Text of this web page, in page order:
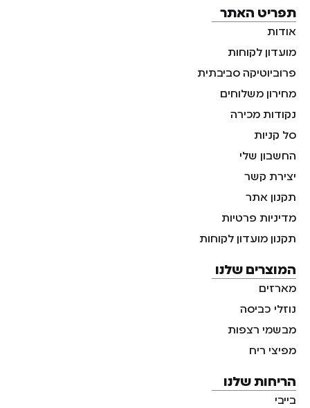
תפריט האתר
אודות
מועדון לקוחות
פרוביוטיקה סביבתית
מחירון משלוחים
נקודות מכירה
סל קניות
החשבון שלי
יצירת קשר
תקנון אתר
מדיניות פרטיות
תקנון מועדון לקוחות
המוצרים שלנו
מארזים
נוזלי כביסה
מבשמי רצפות
מפיצי ריח
הריחות שלנו
בייבי